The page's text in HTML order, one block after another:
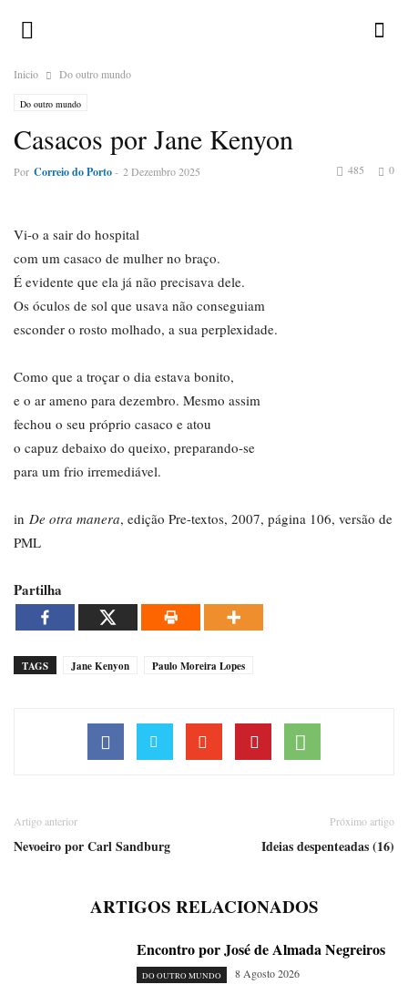
Inicio Do outro mundo
Do outro mundo
Casacos por Jane Kenyon
Por Correio do Porto- 2 Dezembro 2025 0
485
Vi-o a sair do hospital
com um casaco de mulher no braço.
É evidente que ela já não precisava dele.
Os óculos de sol que usava não conseguiam
esconder o rosto molhado, a sua perplexidade.
Como que a troçar o dia estava bonito,
e o ar ameno para dezembro. Mesmo assim
fechou o seu próprio casaco e atou
o capuz debaixo do queixo, preparando-se
para um frio irremediável.
in De otra manera, edição Pre-textos, 2007, página 106, versão de
PML
Partilha
TAGS Jane Kenyon Paulo Moreira Lopes
Artigo anterior
Nevoeiro por Carl Sandburg
Próximo artigo
Ideias despenteadas (16)
ARTIGOS RELACIONADOS
Encontro por José de Almada Negreiros
DO OUTRO MUNDO 8 Agosto 2026